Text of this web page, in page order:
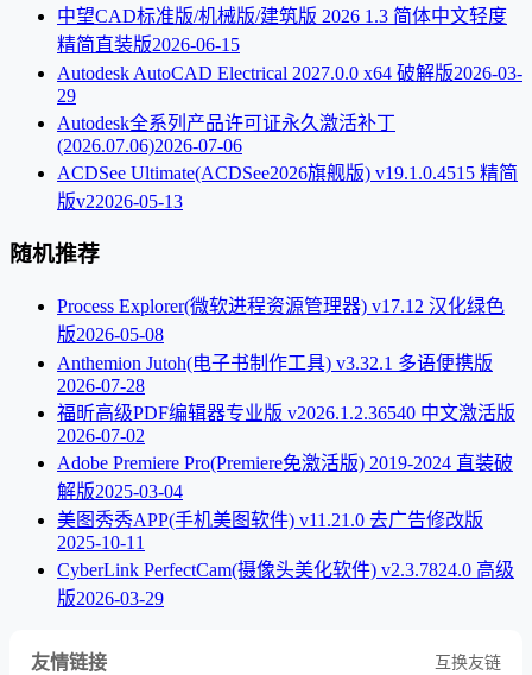
中望CAD标准版/机械版/建筑版 2026 1.3 简体中文轻度
精简直装版2026-06-15
Autodesk AutoCAD Electrical 2027.0.0 x64 破解版2026-03-
29
Autodesk全系列产品许可证永久激活补丁
(2026.07.06)2026-07-06
ACDSee Ultimate(ACDSee2026旗舰版) v19.1.0.4515 精简
版v22026-05-13
随机推荐
Process Explorer(微软进程资源管理器) v17.12 汉化绿色
版2026-05-08
Anthemion Jutoh(电子书制作工具) v3.32.1 多语便携版
2026-07-28
福昕高级PDF编辑器专业版 v2026.1.2.36540 中文激活版
2026-07-02
Adobe Premiere Pro(Premiere免激活版) 2019-2024 直装破
解版2025-03-04
美图秀秀APP(手机美图软件) v11.21.0 去广告修改版
2025-10-11
CyberLink PerfectCam(摄像头美化软件) v2.3.7824.0 高级
版2026-03-29
友情链接 互换友链